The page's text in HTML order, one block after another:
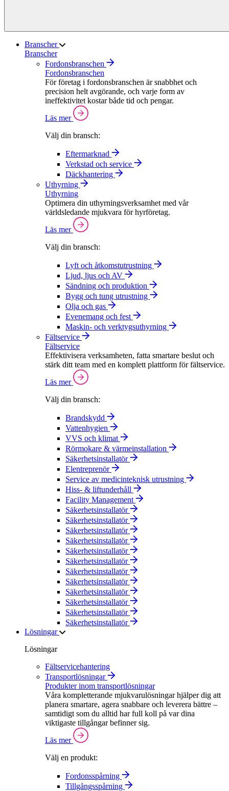
Branscher
Branscher
Fordonsbranschen
Fordonsbranschen
För företag i fordonsbranschen är snabbhet och
precision helt avgörande, och varje form av
ineffektivitet kostar både tid och pengar.
Läs mer
Välj din bransch:
Eftermarknad
Verkstad och service
Däckhantering
Uthyrning
Uthyrning
Optimera din uthyrningsverksamhet med vår
världsledande mjukvara för hyrföretag.
Läs mer
Välj din bransch:
Lyft och åtkomstutrustning
Ljud, ljus och AV
Sändning och produktion
Bygg och tung utrustning
Olja och gas
Evenemang och fest
Maskin- och verktygsuthyrning
Fältservice
Fältservice
Effektivisera verksamheten, fatta smartare beslut och
stärk ditt team med en komplett plattform för fältservice.
Läs mer
Välj din bransch:
Brandskydd
Vattenhygien
VVS och klimat
Rörmokare & värmeinstallation
Säkerhetsinstallatör
Elentreprenör
Service av medicinteknisk utrustning
Hiss- & liftunderhåll
Facility Management
Säkerhetsinstallatör
Säkerhetsinstallatör
Säkerhetsinstallatör
Säkerhetsinstallatör
Säkerhetsinstallatör
Säkerhetsinstallatör
Säkerhetsinstallatör
Säkerhetsinstallatör
Säkerhetsinstallatör
Säkerhetsinstallatör
Säkerhetsinstallatör
Säkerhetsinstallatör
Lösningar
Lösningar
Fältservicehantering
Transportlösningar
Produkter inom transportlösningar
Våra kompletterande mjukvarulösningar hjälper dig att
planera smartare, agera snabbare och leverera bättre –
samtidigt som du alltid har full koll på var dina
viktigaste tillgångar befinner sig.
Läs mer
Välj en produkt:
Fordonsspårning
Tillgångsspårning